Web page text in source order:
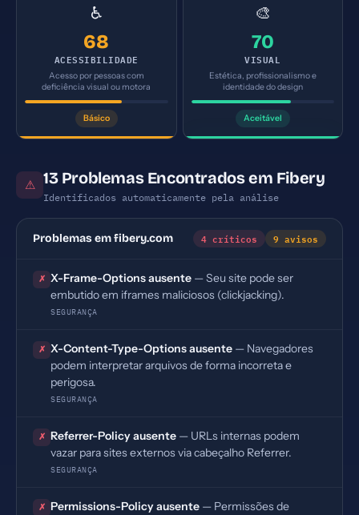
♿
68
ACESSIBILIDADE
Acesso por pessoas com
deficiência visual ou motora
Básico
🎨
70
VISUAL
Estética, profissionalismo e
identidade do design
Aceitável
⚠ 13 Problemas Encontrados em Fibery
Identificados automaticamente pela análise
Problemas em fibery.com 4 críticos 9 avisos
✗ X-Frame-Options ausente — Seu site pode ser
embutido em iframes maliciosos (clickjacking).
SEGURANÇA
✗ X-Content-Type-Options ausente — Navegadores
podem interpretar arquivos de forma incorreta e
perigosa.
SEGURANÇA
✗ Referrer-Policy ausente — URLs internas podem
vazar para sites externos via cabeçalho Referrer.
SEGURANÇA
✗ Permissions-Policy ausente — Permissões de